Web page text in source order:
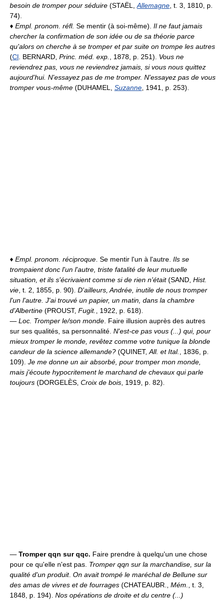
besoin de tromper pour séduire (STAËL, Allemagne , t. 3, 1810, p.
74).
♦ Empl. pronom. réfl. Se mentir (à soi-même). Il ne faut jamais
chercher la confirmation de son idée ou de sa théorie parce
qu'alors on cherche à se tromper et par suite on trompe les autres
(Cl . BERNARD, Princ. méd. exp. , 1878, p. 251). Vous ne
reviendrez pas, vous ne reviendrez jamais, si vous nous quittez
aujourd'hui. N'essayez pas de me tromper. N'essayez pas de vous
tromper vous-même (DUHAMEL, Suzanne , 1941, p. 253).
♦ Empl. pronom. réciproque . Se mentir l'un à l'autre. Ils se
trompaient donc l'un l'autre, triste fatalité de leur mutuelle
situation, et ils s'écrivaient comme si de rien n'était(SAND, Hist.
vie , t. 2, 1855, p. 90). D'ailleurs, Andrée, inutile de nous tromper
l'un l'autre. J'ai trouvé un papier, un matin, dans la chambre
d'Albertine (PROUST, Fugit.
, 1922, p. 618).
— Loc. Tromper le/son monde . Faire illusion auprès des autres
sur ses qualités, sa personnalité. N'est-ce pas vous (...) qui, pour
mieux tromper le monde, revêtez comme votre tunique la blonde
candeur de la science allemande? (QUINET, All. et Ital.
, 1836, p.
109). Je me donne un air absorbé, pour tromper mon monde,
mais j'écoute hypocritement le marchand de chevaux qui parle
toujours (DORGELÈS, Croix de bois , 1919, p. 82).
— Tromper qqn sur qqc. Faire prendre à quelqu'un une chose
pour ce qu'elle n'est pas. Tromper qqn sur la marchandise, sur la
qualité d'un produit. On avait trompé le maréchal de Bellune sur
des amas de vivres et de fourrages (CHATEAUBR., Mém.
, t. 3,
1848, p. 194). Nos opérations de droite et du centre (...)